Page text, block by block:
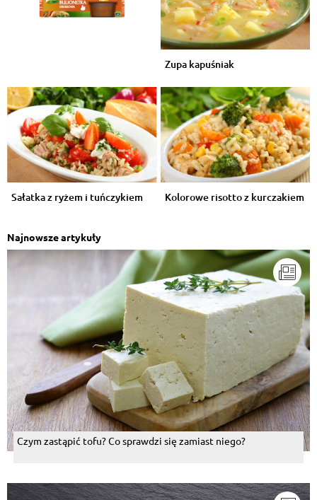
Zupa kapuśniak
Sałatka z ryżem i tuńczykiem Kolorowe risotto z kurczakiem
Najnowsze artykuły
Czym zastąpić tofu? Co sprawdzi się zamiast niego?